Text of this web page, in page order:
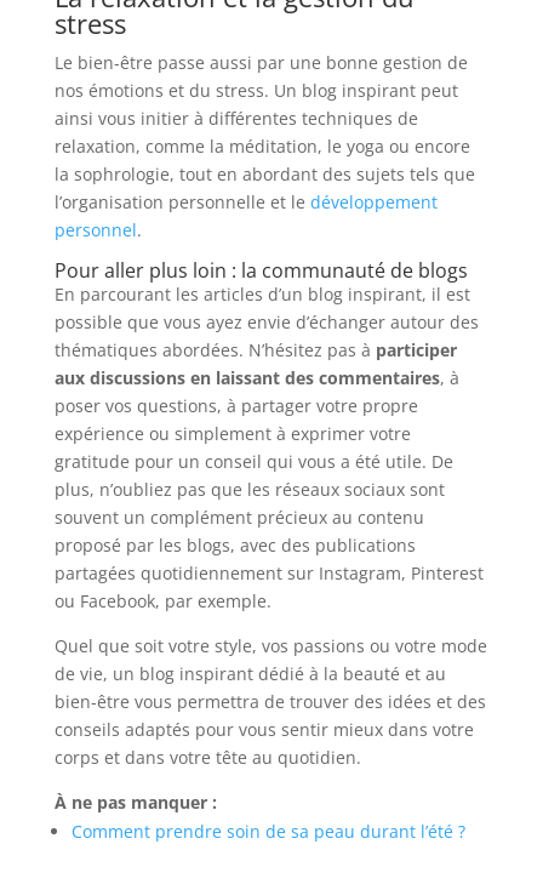
stress
Le bien-être passe aussi par une bonne gestion de
nos émotions et du stress. Un blog inspirant peut
ainsi vous initier à différentes techniques de
relaxation, comme la méditation, le yoga ou encore
la sophrologie, tout en abordant des sujets tels que
l’organisation personnelle et le développement
personnel.
Pour aller plus loin : la communauté de blogs
En parcourant les articles d’un blog inspirant, il est
possible que vous ayez envie d’échanger autour des
thématiques abordées. N’hésitez pas à participer
aux discussions en laissant des commentaires, à
poser vos questions, à partager votre propre
expérience ou simplement à exprimer votre
gratitude pour un conseil qui vous a été utile. De
plus, n’oubliez pas que les réseaux sociaux sont
souvent un complément précieux au contenu
proposé par les blogs, avec des publications
partagées quotidiennement sur Instagram, Pinterest
ou Facebook, par exemple.
Quel que soit votre style, vos passions ou votre mode
de vie, un blog inspirant dédié à la beauté et au
bien-être vous permettra de trouver des idées et des
conseils adaptés pour vous sentir mieux dans votre
corps et dans votre tête au quotidien.
À ne pas manquer :
Comment prendre soin de sa peau durant l’été ?